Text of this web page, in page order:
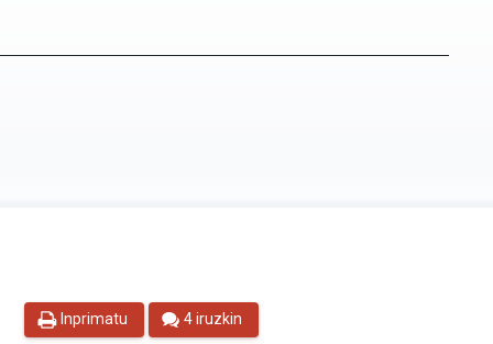
Inprimatu 4 iruzkin